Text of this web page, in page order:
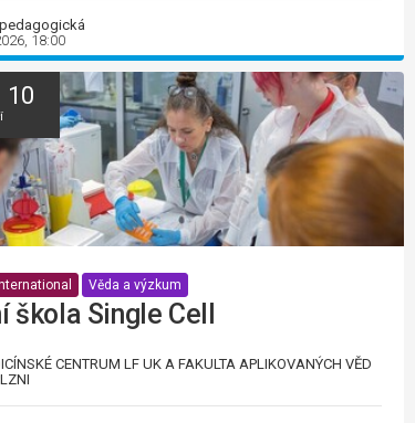
18:00
Věda a výzkum
škola Single Cell
CENTRUM LF UK A FAKULTA APLIKOVANÝCH VĚD